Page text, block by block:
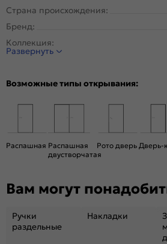
Страна происхождения:
Бренд:
Коллекция:
Стиль:
Конструкция двери:
Вес, кг:
Тип коробки:
Развернуть
Возможные типы открывания:
Распашная Распашная
двустворчатая
Рото дверь Дверь-
Вам могут
Ручки
раздельные
Накладки